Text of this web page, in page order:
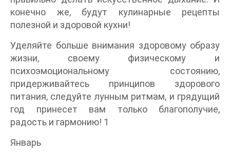
конечно же, будут кулинарные рецепты
полезной и здоровой кухни!
Уделяйте больше внимания здоровому образу
жизни, своему физическому и
психоэмоциональному состоянию,
придерживайтесь принципов здорового
питания, следуйте лунным ритмам, и грядущий
год принесет вам только благополучие,
радость и гармонию! 1
Январь